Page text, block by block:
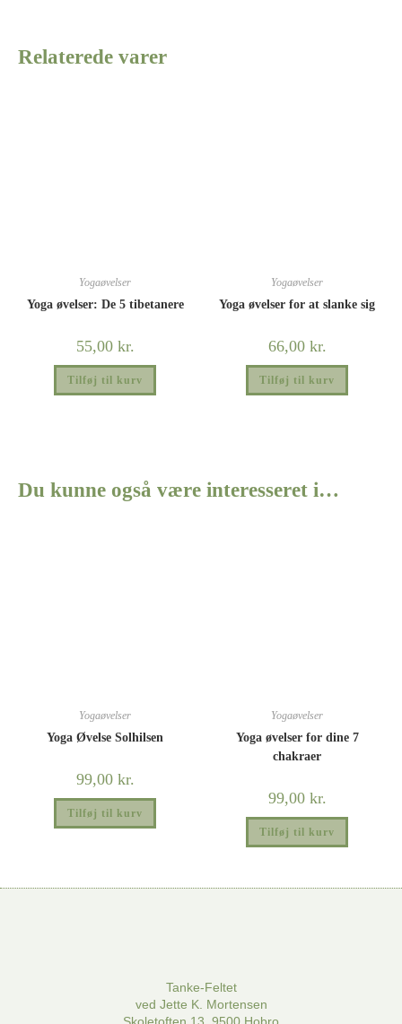
Relaterede varer
Yogaøvelser
Yoga øvelser: De 5 tibetanere
55,00 kr.
Tilføj til kurv
Yogaøvelser
Yoga øvelser for at slanke sig
66,00 kr.
Tilføj til kurv
Du kunne også være interesseret i…
Yogaøvelser
Yoga Øvelse Solhilsen
99,00 kr.
Tilføj til kurv
Yogaøvelser
Yoga øvelser for dine 7
chakraer
99,00 kr.
Tilføj til kurv
Tanke-Feltet
ved Jette K. Mortensen